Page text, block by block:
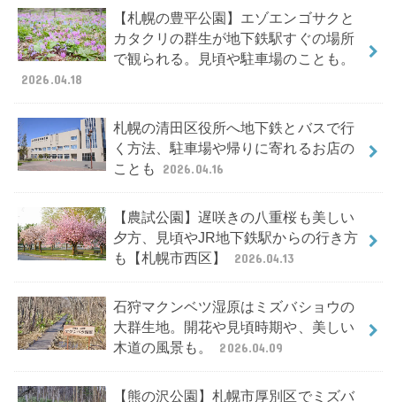
【札幌の豊平公園】エゾエンゴサクと
カタクリの群生が地下鉄駅すぐの場所
で観られる。見頃や駐車場のことも。
2026.04.18
札幌の清田区役所へ地下鉄とバスで行
く方法、駐車場や帰りに寄れるお店の
ことも
2026.04.16
【農試公園】遅咲きの八重桜も美しい
夕方、見頃やJR地下鉄駅からの行き方
も【札幌市西区】
2026.04.13
石狩マクンベツ湿原はミズバショウの
大群生地。開花や見頃時期や、美しい
木道の風景も。
2026.04.09
【熊の沢公園】札幌市厚別区でミズバ